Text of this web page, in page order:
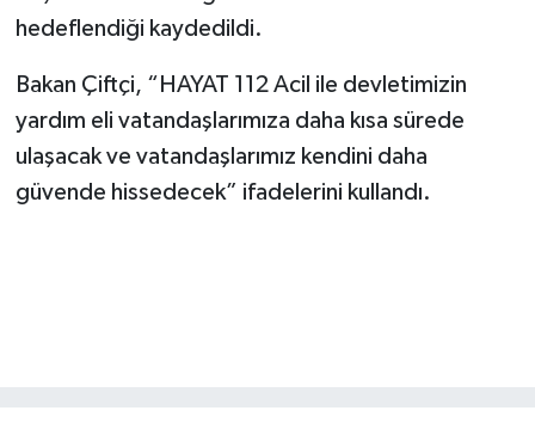
hedeflendiği kaydedildi.
Bakan Çiftçi, “HAYAT 112 Acil ile devletimizin
yardım eli vatandaşlarımıza daha kısa sürede
ulaşacak ve vatandaşlarımız kendini daha
güvende hissedecek” ifadelerini kullandı.